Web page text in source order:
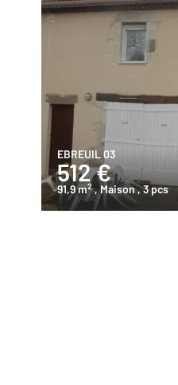
EBREUIL 03
512 €
91,9 m2 , Maison, 3 pcs